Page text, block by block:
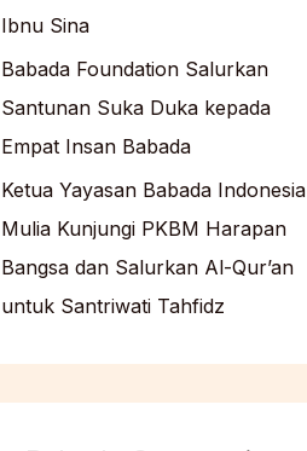
Ibnu Sina
Babada Foundation Salurkan
Santunan Suka Duka kepada
Empat Insan Babada
Ketua Yayasan Babada Indonesia
Mulia Kunjungi PKBM Harapan
Bangsa dan Salurkan Al-Qur’an
untuk Santriwati Tahfidz